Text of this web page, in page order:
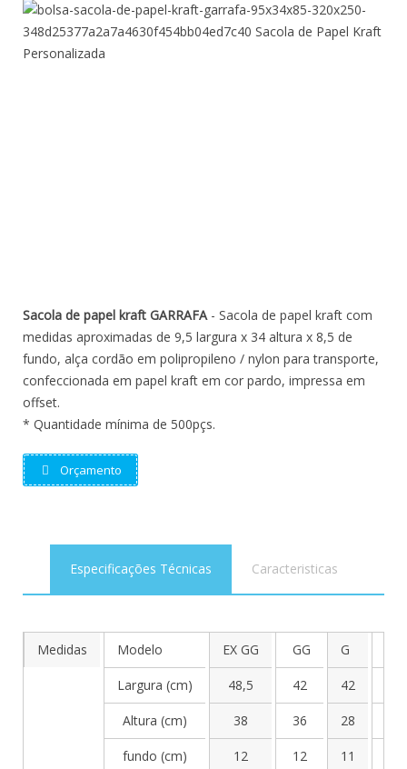
Sacola de papel kraft GARRAFA - Sacola de papel kraft com
medidas aproximadas de 9,5 largura x 34 altura x 8,5 de
fundo, alça cordão em polipropileno / nylon para transporte,
confeccionada em papel kraft em cor pardo, impressa em
offset.
* Quantidade mínima de 500pçs.
Orçamento
Especificações Técnicas Caracteristicas
Medidas Modelo
Largura (cm)
Altura (cm)
fundo (cm)
EX GG
48,5
38
12
GG
42
36
12
G
42
28
11